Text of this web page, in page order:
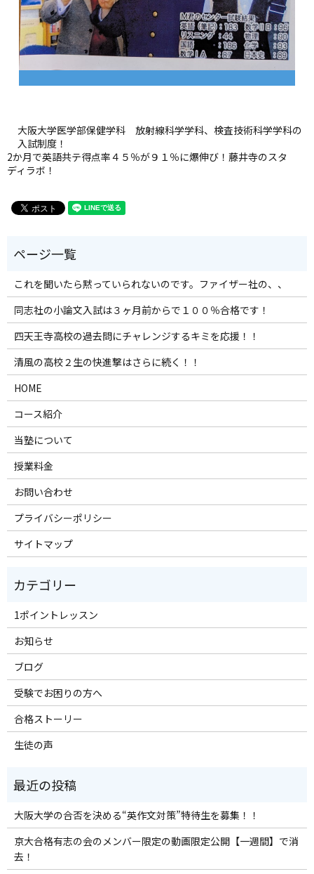
大阪大学医学部保健学科 放射線科学学科、検査技術科学学科の
入試制度！
2か月で英語共テ得点率４５％が９１％に爆伸び！藤井寺のスタ
ディラボ！
これを聞いたら黙っていられないのです。ファイザー社の、、
同志社の小論文入試は３ヶ月前からで１００％合格です！
四天王寺高校の過去問にチャレンジするキミを応援！！
清風の高校２生の快進撃はさらに続く！！
HOME
コース紹介
当塾について
授業料金
お問い合わせ
プライバシーポリシー
サイトマップ
1ポイントレッスン
お知らせ
ブログ
受験でお困りの方へ
合格ストーリー
生徒の声
大阪大学の合否を決める“英作文対策”特待生を募集！！
京大合格有志の会のメンバー限定の動画限定公開【一週間】で消
去！